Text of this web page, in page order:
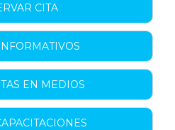
CITA
EN MEDIOS